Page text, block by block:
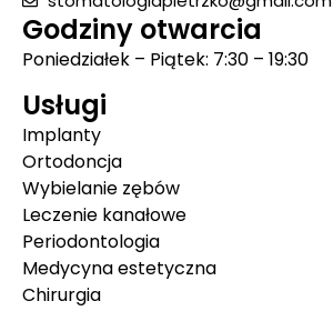
Godziny otwarcia
Poniedziałek – Piątek: 7:30 – 19:30
Usługi
Implanty
Ortodoncja
Wybielanie zębów
Leczenie kanałowe
Periodontologia
Medycyna estetyczna
Chirurgia